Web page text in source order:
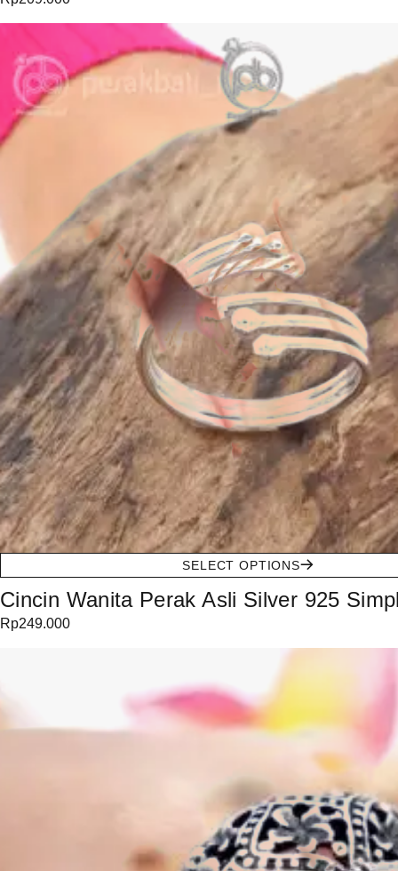
SELECT OPTIONS
Cincin Wanita Perak Asli Silver 925
Rp249.000